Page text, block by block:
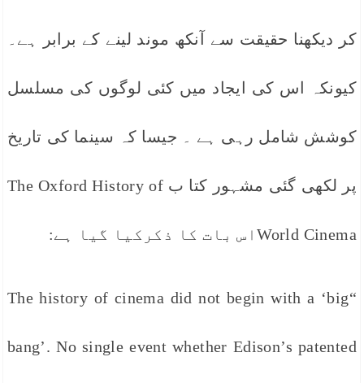
کر دیکھنا حقیقت سے آنکھ موند لینے کے برابر ہے۔
کیونکہ اس کی ایجاد میں کئی لوگوں کی مسلسل
کوشش شامل رہی ہے ۔ جیسا کہ سینما کی تاریخ
پر لکھی گئی مشہور کتا ب The Oxford History of
World Cinemaاس بات کا ذکرکیا گیا ہے:
“The history of cinema did not begin with a ‘big
bang’. No single event whether Edison’s patented